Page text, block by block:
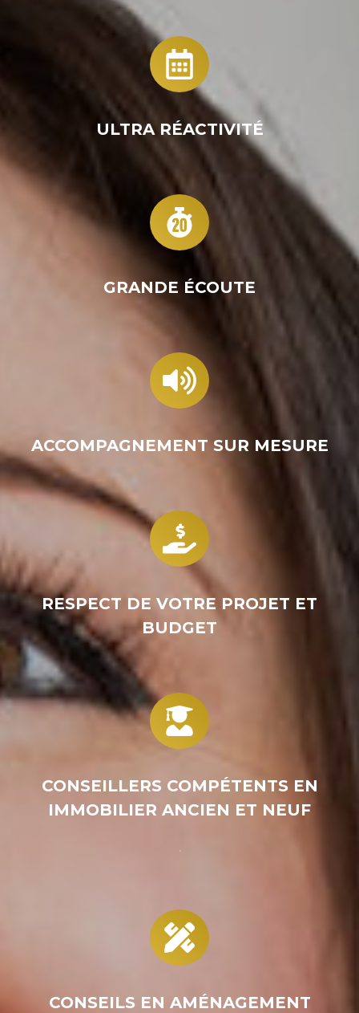
ULTRA RÉACTIVITÉ
GRANDE ÉCOUTE
ACCOMPAGNEMENT SUR MESURE
RESPECT DE VOTRE PROJET ET
BUDGET
CONSEILLERS COMPÉTENTS EN
IMMOBILIER ANCIEN ET NEUF
CONSEILS EN AMÉNAGEMENT